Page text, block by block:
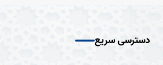
دسترسی سریع